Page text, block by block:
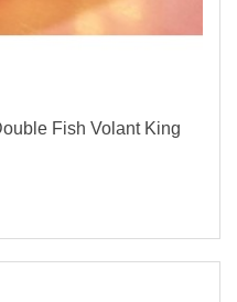
Fish Volant King